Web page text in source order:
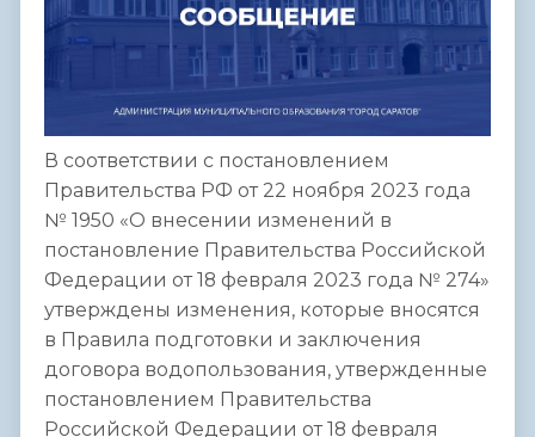
В соответствии с постановлением
Правительства РФ от 22 ноября 2023 года
№ 1950 «О внесении изменений в
постановление Правительства Российской
Федерации от 18 февраля 2023 года № 274»
утверждены изменения, которые вносятся
в Правила подготовки и заключения
договора водопользования, утвержденные
постановлением Правительства
Российской Федерации от 18 февраля